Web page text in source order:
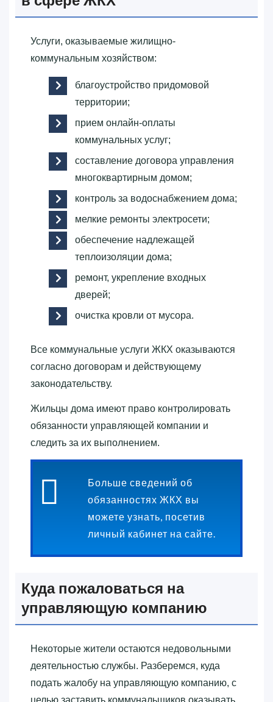
Услуги, оказываемые жилищно-
коммунальным хозяйством:
благоустройство придомовой
территории;
прием онлайн-оплаты
коммунальных услуг;
составление договора управления
многоквартирным домом;
контроль за водоснабжением дома;
мелкие ремонты электросети;
обеспечение надлежащей
теплоизоляции дома;
ремонт, укрепление входных
дверей;
очистка кровли от мусора.
Все коммунальные услуги ЖКХ оказываются
согласно договорам и действующему
законодательству.
Жильцы дома имеют право контролировать
обязанности управляющей компании и
следить за их выполнением.
Больше сведений об
обязанностях ЖКХ вы
можете узнать, посетив
личный кабинет на сайте.
Куда пожаловаться на
управляющую компанию
Некоторые жители остаются недовольными
деятельностью службы. Разберемся, куда
подать жалобу на управляющую компанию, с